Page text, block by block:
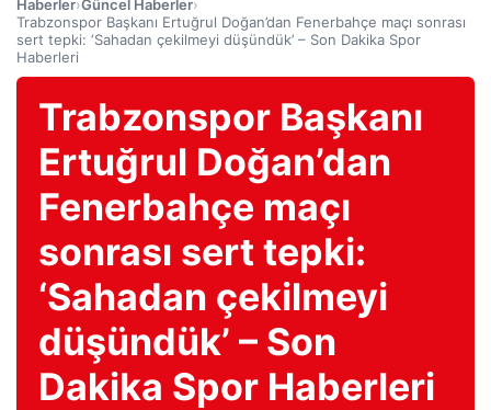
Haberler›Güncel Haberler›
Trabzonspor Başkanı Ertuğrul Doğan’dan Fenerbahçe maçı sonrası
sert tepki: ‘Sahadan çekilmeyi düşündük’ – Son Dakika Spor
Haberleri
Trabzonspor Başkanı
Ertuğrul Doğan’dan
Fenerbahçe maçı
sonrası sert tepki:
‘Sahadan çekilmeyi
düşündük’ – Son
Dakika Spor Haberleri